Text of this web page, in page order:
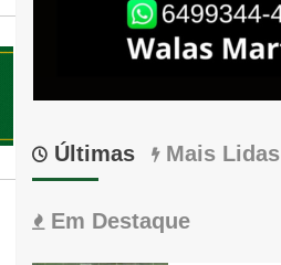
Últimas Mais Lidas
Em Destaque